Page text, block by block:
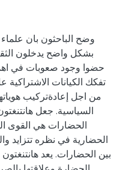
بشكل واضح يدخلون
حضوا وجود صعوبات في
تفكك الكيانات
من اجل إعادةتركيب
السياسية. جعل
الحضارات هي القوى
الحضارية في نظره تتزايد
بين الحضارات. يعد